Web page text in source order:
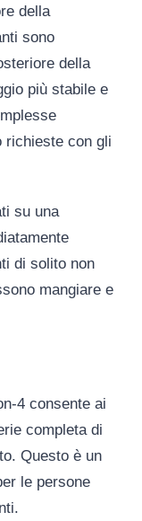
della
sono
della
più stabile e
richieste con gli
su una
di solito non
mangiare e
4 consente ai
completa di
Questo è un
le persone